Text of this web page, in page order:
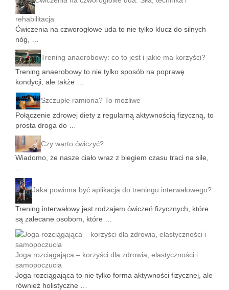
rehabilitacja
Ćwiczenia na czworogłowe uda to nie tylko klucz do silnych
nóg, …
Trening anaerobowy: co to jest i jakie ma korzyści?
Trening anaerobowy to nie tylko sposób na poprawę
kondycji, ale także …
Szczupłe ramiona? To możliwe
Połączenie zdrowej diety z regularną aktywnością fizyczną, to
prosta droga do …
Czy warto ćwiczyć?
Wiadomo, że nasze ciało wraz z biegiem czasu traci na sile,
…
Jaka powinna być aplikacja do treningu interwałowego?
Trening interwałowy jest rodzajem ćwiczeń fizycznych, które
są zalecane osobom, które …
Joga rozciągająca – korzyści dla zdrowia, elastyczności i
samopoczucia
Joga rozciągająca to nie tylko forma aktywności fizycznej, ale
również holistyczne …